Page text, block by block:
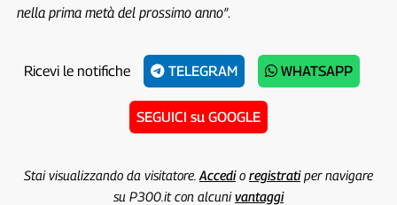
nella prima metà del prossimo anno”.
Ricevi le notifiche TELEGRAM WHATSAPP
SEGUICI su GOOGLE
Stai visualizzando da visitatore. Accedio registratiper navigare
su P300.it con alcunivantaggi